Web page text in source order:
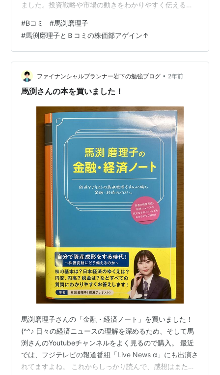
ました。投資戦略や市場の動きをわかりやすく伝えるス
されています。 馬渕磨理子さん 馬渕磨理子さんは、経済
アナリストとして活躍し、金融・経済の知識を多くの人
に伝えています。分かりやすい解説と親しみやすい語り
口で、多くの投資家から信頼されています。 「馬渕磨理
子とBコミの株価部アゲイン↑」とは？ 番組の概要 「馬
渕磨理子とBコミの株価部アゲイン↑…
#Bコミ #馬渕磨理子
#馬渕磨理子とＢコミの株価部アゲイン↑
ファイナンシャルプランナー岩下の勉強ブログ • 2年前
馬渕さんの本を買いました！
馬渕磨理子さんの「金融・経済ノート」を買いました！
(^^♪ 日々の経済ニュースの理解を深めるため、そして馬
渕さんのYoutubeチャンネルをよく見るので購入。 最近
では、フジテレビの報道番組「Live News α」にも出演さ
れてますよね。 これからしっかり読んで、感想はまた後